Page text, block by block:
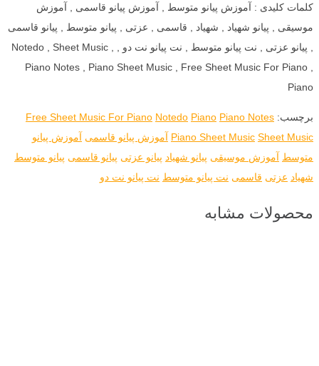
کلمات کلیدی : آموزش پیانو متوسط , آموزش پیانو قاسمی , آموزش
موسیقی , پیانو شهیاد , شهیاد , قاسمی , عزتی , پیانو متوسط , پیانو قاسمی
, پیانو عزتی , نت پیانو متوسط , نت پیانو نت دو , Notedo , Sheet Music ,
Piano Notes , Piano Sheet Music , Free Sheet Music For Piano ,
Piano
برچسب: Free Sheet Music For Piano Notedo Piano Piano Notes
Piano Sheet Music Sheet Music آموزش پیانو قاسمی آموزش پیانو
متوسط آموزش موسیقی پیانو شهیاد پیانو عزتی پیانو قاسمی پیانو متوسط
شهیاد عزتی قاسمی نت پیانو متوسط نت پیانو نت دو
محصولات مشابه